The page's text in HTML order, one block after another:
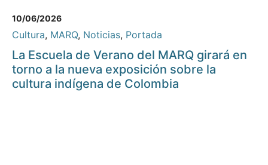
10/06/2026
Cultura, MARQ, Noticias, Portada
La Escuela de Verano del MARQ girará en
torno a la nueva exposición sobre la
cultura indígena de Colombia